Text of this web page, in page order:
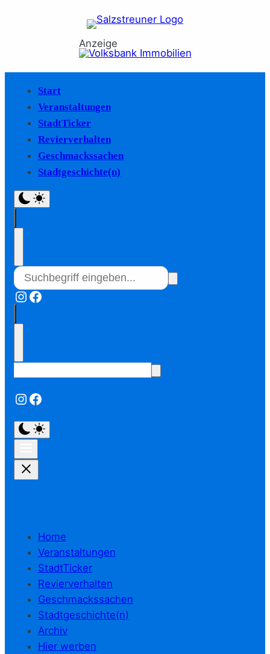
Anzeige
Start
Veranstaltungen
StadtTicker
Revierverhalten
Geschmackssachen
Stadtgeschichte(n)
Instagram
Facebook
Instagram
Facebook
Home
Veranstaltungen
StadtTicker
Revierverhalten
Geschmackssachen
Stadtgeschichte(n)
Archiv
Hier werben